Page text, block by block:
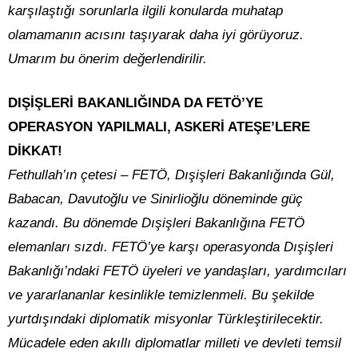
karşılaştığı sorunlarla ilgili konularda muhatap
olamamanın acısını taşıyarak daha iyi görüyoruz.
Umarım bu önerim değerlendirilir.
DIŞİŞLERİ BAKANLIĞINDA DA FETÖ’YE
OPERASYON YAPILMALI, ASKERİ ATEŞE’LERE
DİKKAT!
Fethullah’ın çetesi – FETÖ, Dışişleri Bakanlığında Gül,
Babacan, Davutoğlu ve Sinirlioğlu döneminde güç
kazandı. Bu dönemde Dışişleri Bakanlığına FETÖ
elemanları sızdı. FETÖ’ye karşı operasyonda Dışişleri
Bakanlığı’ndaki FETÖ üyeleri ve yandaşları, yardımcıları
ve yararlananlar kesinlikle temizlenmeli. Bu şekilde
yurtdışındaki diplomatik misyonlar Türkleştirilecektir.
Mücadele eden akıllı diplomatlar milleti ve devleti temsil